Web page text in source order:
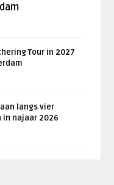
Tour in 2027
langs vier
in najaar 2026